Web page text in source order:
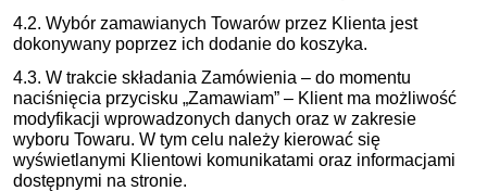
4.2. Wybór zamawianych Towarów przez Klienta jest
dokonywany poprzez ich dodanie do koszyka.
4.3. W trakcie składania Zamówienia – do momentu
naciśnięcia przycisku „Zamawiam” – Klient ma możliwość
modyfikacji wprowadzonych danych oraz w zakresie
wyboru Towaru. W tym celu należy kierować się
wyświetlanymi Klientowi komunikatami oraz informacjami
dostępnymi na stronie.